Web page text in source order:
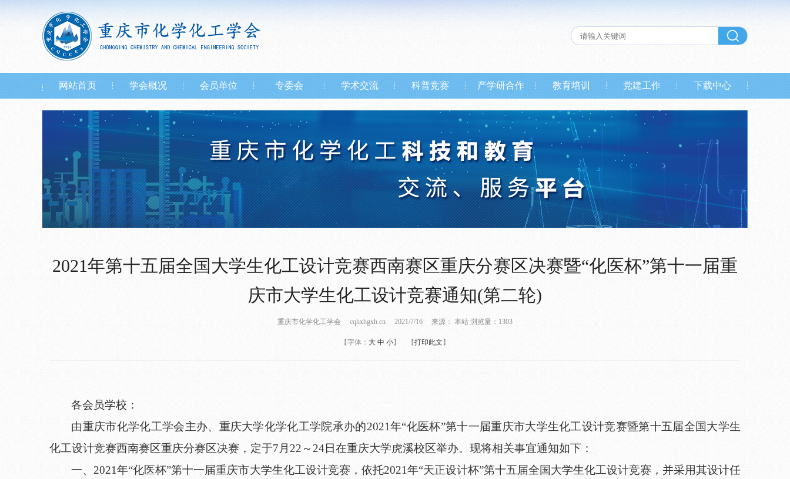
网站首页 学会概况 会员单位 专委会 学术交流 科普竞赛 产学研合作 教育培训 党建工作 下载中心
2021年第十五届全国大学生化工设计竞赛西南赛区重庆分赛区决赛暨“化医杯”第十一届重
庆市大学生化工设计竞赛通知(第二轮)
重庆市化学化工学会 cqhxhgxh.cn 2021/7/16 来源： 本站 浏览量： 1303
【字体： 大 中 小】 【打印此文 】
各会员学校：
由重庆市化学化工学会主办、重庆大学化学化工学院承办的2021年“化医杯”第十一届重庆市大学生化工设计竞赛暨第十五届全国大学生
化工设计竞赛西南赛区重庆分赛区决赛，定于7月22～24日在重庆大学虎溪校区举办。现将相关事宜通知如下：
一、2021年“化医杯”第十一届重庆市大学生化工设计竞赛，依托2021年“天正设计杯”第十五届全国大学生化工设计竞赛，并采用其设计任